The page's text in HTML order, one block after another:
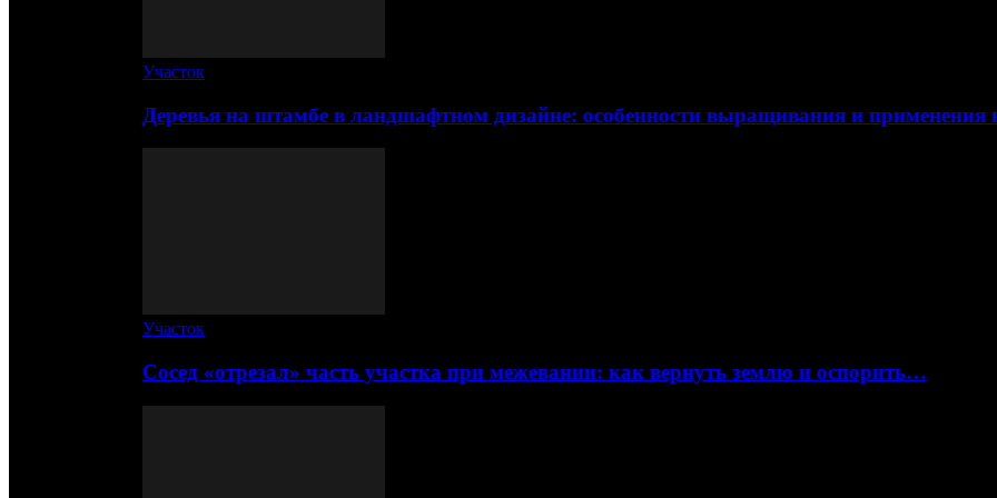
Участок
Деревья на штамбе в ландшафтном дизайне: особенности выращивания и
Участок
Сосед «отрезал» часть участка при межевании: как вернуть землю и оспорить…